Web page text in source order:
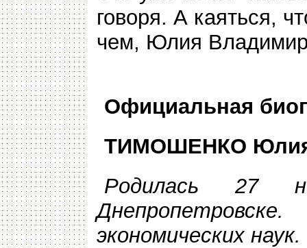
говоря. А каяться,
чем, Юлия
Официальная
ТИМОШЕНКО
Родилась 27
экономических наук.